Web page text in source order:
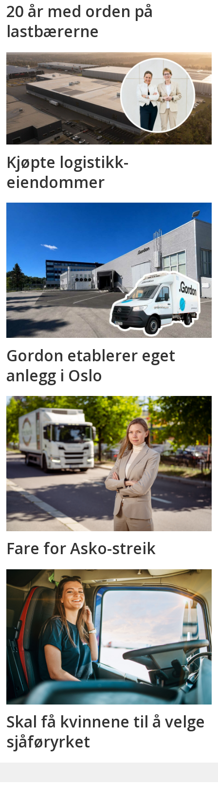
20 år med orden på
lastbærerne
Kjøpte logistikk­
eiendommer
Gordon etablerer eget
anlegg i Oslo
Fare for Asko-streik
Skal få kvinnene til å velge
sjåføryrket